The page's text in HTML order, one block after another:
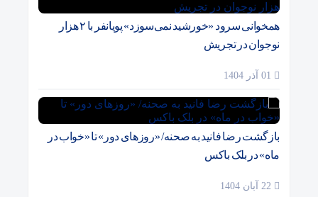
همخوانی سرود «خورشید نمی‌سوزد» پویانفر با ۲ هزار
نوجوان در تجریش
بازگشت رضا فانید به صحنه/ «روزهای دور» تا «خواب در
ماه» در بلک باکس